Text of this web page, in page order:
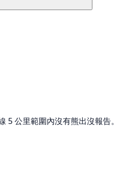
公里範圍內沒有熊出沒報告。